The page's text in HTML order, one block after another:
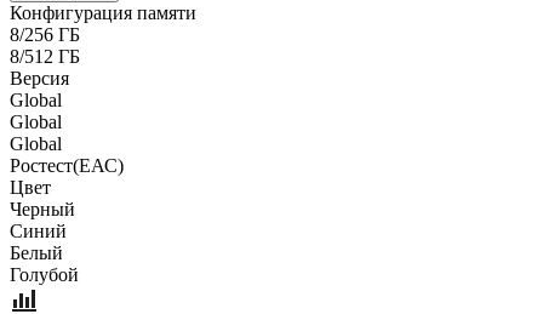
Конфигурация памяти
8/256 ГБ
8/512 ГБ
Версия
Global
Global
Global
Pостест(ЕАС)
Цвет
Черный
Синий
Белый
Голубой